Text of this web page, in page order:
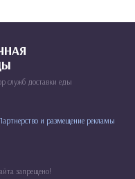
служб доставки еды
и размещение рекламы
запрещено!